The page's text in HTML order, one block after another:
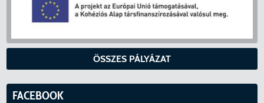
ÖSSZES PÁLYÁZAT
FACEBOOK